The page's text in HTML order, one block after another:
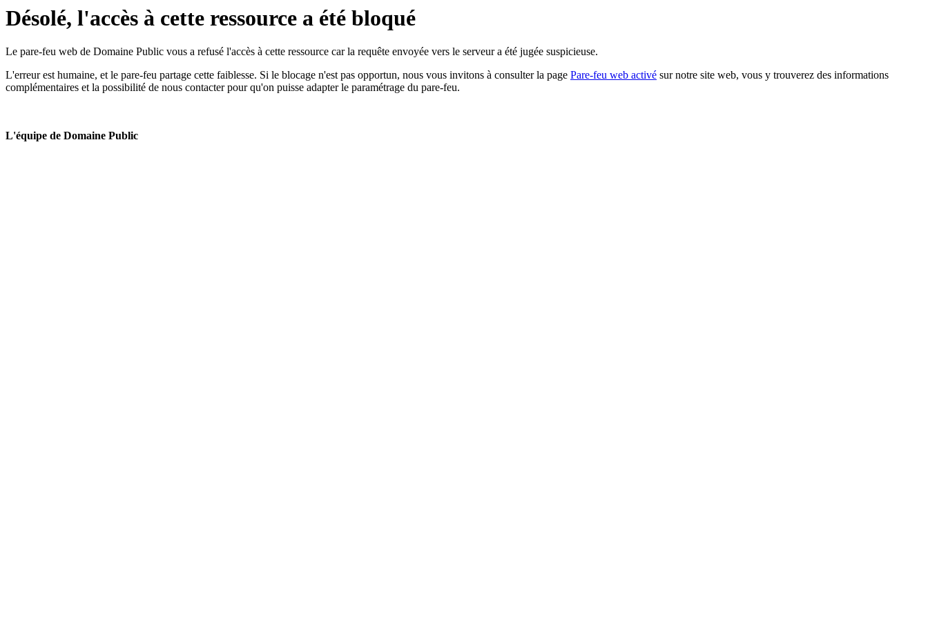
Désolé, l'accès à cette ressource a été bloqué
Le pare-feu web de Domaine Public vous a refusé l'accès à cette ressource car la requête envoyée vers le serveur a été jugée suspicieuse.
L'erreur est humaine, et le pare-feu partage cette faiblesse. Si le blocage n'est pas opportun, nous vous invitons à consulter la page Pare-feu web activé sur notre site web, vous y trouverez des informations
complémentaires et la possibilité de nous contacter pour qu'on puisse adapter le paramétrage du pare-feu.
L'équipe de Domaine Public